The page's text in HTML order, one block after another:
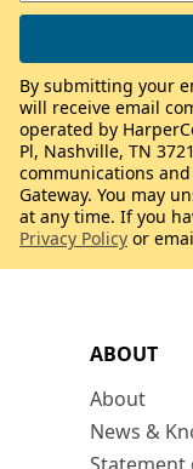
ABOUT
About
News &
By submitting your
will receive email
operated by
Pl, Nashville, TN
communications
Gateway. You may
at any time. If you
Privacy Policy or